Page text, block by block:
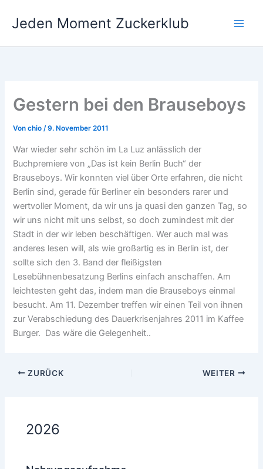
InhaltJeden Moment Zuckerklub
Gestern bei den Brauseboys
Vonchio/9. November 2011
War wieder sehr schön im La Luz anlässlich der
Buchpremiere von „Das ist kein Berlin Buch“ der
Brauseboys. Wir konnten viel über Orte erfahren, die nicht
Berlin sind, gerade für Berliner ein besonders rarer und
wertvoller Moment, da wir uns ja quasi den ganzen Tag, so
wir uns nicht mit uns selbst, so doch zumindest mit der
Stadt in der wir leben beschäftigen. Wer auch mal was
anderes lesen will, als wie großartig es in Berlin ist, der
sollte sich den 3. Band der fleißigsten
Lesebühnenbesatzung Berlins einfach anschaffen. Am
leichtesten geht das, indem man die Brauseboys einmal
besucht. Am 11. Dezember treffen wir einen Teil von ihnen
zur Verabschiedung des Dauerkrisenjahres 2011 im Kaffee
Burger. Das wäre die Gelegenheit..
ZURÜCK WEITER
2026